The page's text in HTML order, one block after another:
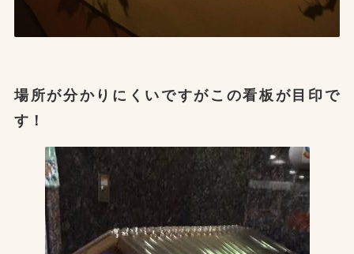
場所が分かりにくいですがこの看板が目印で
す！